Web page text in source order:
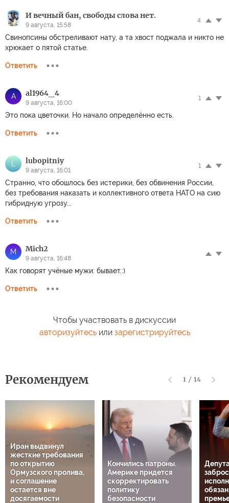
И вечный бан, свободы слова нет.
9 августа, 15:58
4
Свинопсины обстреливают нату, а та хвост поджала и никто не
хрюкает о пятой статье.
Ответить
A al1964_4
9 августа, 16:00
1
Это пока цветочки. Но начало определённо есть.
Ответить
L lubopitniy
9 августа, 16:01
1
Странно, что обошлось без истерики, без обвинения России,
без требования наказать и коллективного ответа НАТО на сию
гибридную угрозу...
Ответить
M Mich2
9 августа, 16:48
Как говорят учёные мужи: бывает.:)
Ответить
Чтобы участвовать в дискуссии
авторизуйтесьили зарегистрируйтесь
Рекомендуем 1 / 14
Иран выдвинул
жесткие требования
по открытию
Ормузского пролива,
и соглашение
остается вне
досягаемости
Кончились патроны.
Америке придется
скорректировать
политику
безопасности